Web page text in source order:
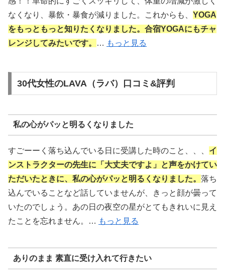
なくなり、暴飲・暴食が減りました。これからも、 YOGA
をもっともっと知りたくなりました。合宿YOGAにもチャ
レンジしてみたいです。
… もっと見る
30代女性のLAVA（ラバ）口コミ&評判
私の心がパッと明るくなりました
すごーーく落ち込んでいる日に受講した時のこと、、、 イ
ンストラクターの先生に「大丈夫ですよ」と声をかけてい
ただいたときに、私の心がパッと明るくなりました。 落ち
込んでいることなど話していませんが、きっと顔が曇って
いたのでしょう。あの日の夜空の星がとてもきれいに見え
たことを忘れません。… もっと見る
ありのまま 素直に受け入れて行きたい